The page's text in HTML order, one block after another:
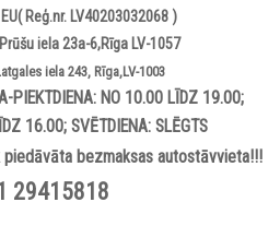
Reģ.nr. LV40203032068 )
iela 23a-6,Rīga LV-1057
iela 243, Rīga,LV-1003
PIEKTDIENA: NO 10.00 LĪDZ 19.00;
16.00; SVĒTDIENA: SLĒGTS
bezmaksas autostāvvieta!!!
29415818